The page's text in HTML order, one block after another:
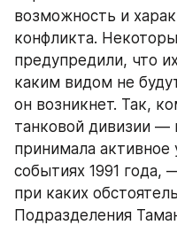
возможность и
конфликта.
предупредили, что
каким видом не
он возникнет. Так,
танковой дивизии —
принимала активное
событиях 1991 года,
при каких
Подразделения